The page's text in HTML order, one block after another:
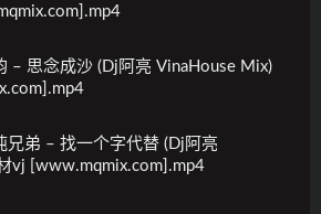
– 思念成沙 (Dj阿亮 VinaHouse Mix)
兄弟 – 找一个字代替 (Dj阿亮
vj [www.mqmix.com].mp4